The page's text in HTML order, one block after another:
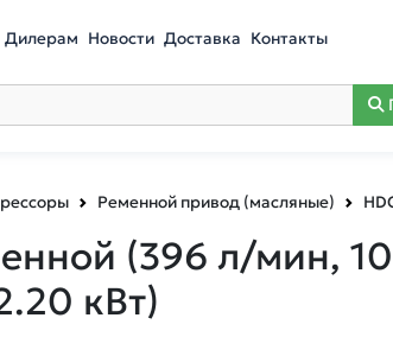
Дилерам Новости Доставка Контакты
Ременной привод (масляные)
(396 л/мин,
кВт)